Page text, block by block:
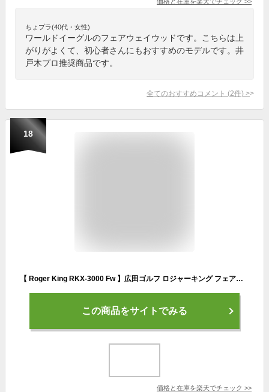
ちょプラ(40代・女性)
ワールドイーグルのフェアウェイウッドです。こちらは上
がりがよくて、初心者さんにもおすすめのモデルです。井
戸木プロ推奨商品です。
全てのおすすめコメント (2件) >
18
【 Roger King RKX-3000 Fw 】広田ゴルフ ロジャーキング フェアウェイウッド 【 ヘッドカバー付き 】【 RKX-3000】 02P05Nov16
この商品をサイトでみる
価格と在庫を楽天でチェック >>